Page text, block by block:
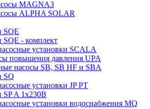
MAGNA3
ALPHA SOLAR
SQE
- комплект
установки SCALA
повышения давления UPA
насосы SB, SB HF и SBA
SQ
установки JP PT
A 1x230В
установки водоснабжения MQ